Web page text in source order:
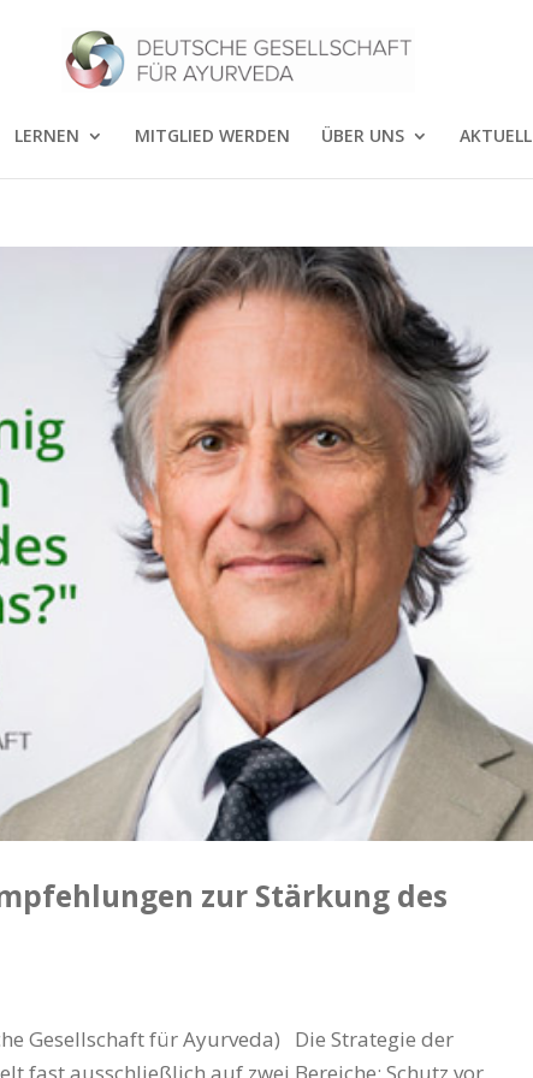
LERNEN MITGLIED WERDEN ÜBER UNS AKTUELL
zur Stärkung des
Gesellschaft für Ayurveda) Die Strategie der
fast ausschließlich auf zwei Bereiche: Schutz vor